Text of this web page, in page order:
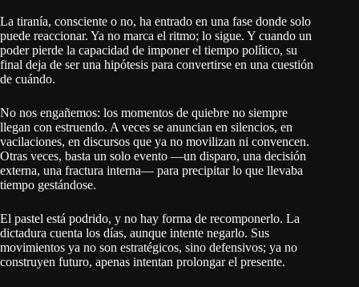
La tiranía, consciente o no, ha entrado en una fase donde solo
puede reaccionar. Ya no marca el ritmo; lo sigue. Y cuando un
poder pierde la capacidad de imponer el tiempo político, su
final deja de ser una hipótesis para convertirse en una cuestión
de cuándo.
No nos engañemos: los momentos de quiebre no siempre
llegan con estruendo. A veces se anuncian en silencios, en
vacilaciones, en discursos que ya no movilizan ni convencen.
Otras veces, basta un solo evento —un disparo, una decisión
externa, una fractura interna— para precipitar lo que llevaba
tiempo gestándose.
El pastel está podrido, y no hay forma de recomponerlo. La
dictadura cuenta los días, aunque intente negarlo. Sus
movimientos ya no son estratégicos, sino defensivos; ya no
construyen futuro, apenas intentan prolongar el presente.